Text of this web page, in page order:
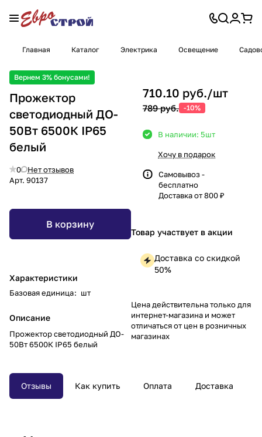
Главная Каталог Электрика Освещение
Вернем 3% бонусами!
Прожектор
светодиодный ДО-
50Вт 6500К IP65
белый
0
Нет отзывов
Арт. 90137
В корзину
Характеристики
Базовая единица: шт
Описание
Прожектор светодиодный ДО-
50Вт 6500К IP65 белый
710.10 руб./шт
789 руб. -10%
В наличии: 5шт
Хочу в подарок
Самовывоз -
бесплатно
Доставка от 800 ₽
Товар участвует в акции
Доставка со скидкой
50%
Цена действительна только для
интернет-магазина и может
отличаться от цен в розничных
магазинах
Отзывы Как купить Оплата Доставка